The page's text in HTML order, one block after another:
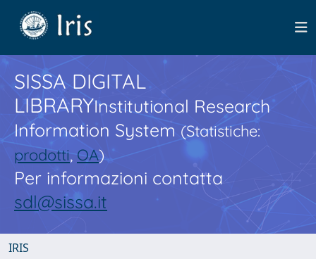
SISSA DIGITAL
LIBRARYInstitutional Research
Information System(Statistiche:
prodotti,OA)
Per informazioni contatta
sdl@sissa.it
IRIS